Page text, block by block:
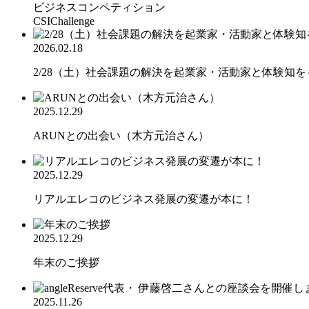
ビジネスコンペティション
CSIChallenge
2026.02.18
2/28（土）社会課題の解決を起業家・活動家と体験知を
2025.12.29
ARUNとの出会い（木方元治さん）
2025.12.29
リアルエレコのビジネス発展の変遷が本に！
2025.12.29
年末のご挨拶
2025.11.26